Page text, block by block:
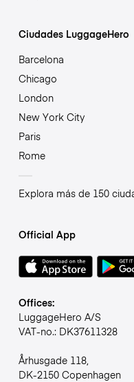
Ciudades LuggageHero
Barcelona
Chicago
London
New York City
Paris
Rome
Explora más de 150
Official App
Offices:
LuggageHero A/S
VAT-no.: DK37611328
Århusgade 118,
DK-2150 Copenhagen